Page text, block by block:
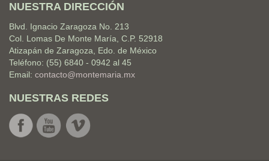
NUESTRA DIRECCIÓN
Blvd. Ignacio Zaragoza No. 213
Col. Lomas De Monte María, C.P. 52918
Atizapán de Zaragoza, Edo. de México
Teléfono: (55) 6840 - 0942 al 45
Email: contacto@montemaria.mx
NUESTRAS REDES